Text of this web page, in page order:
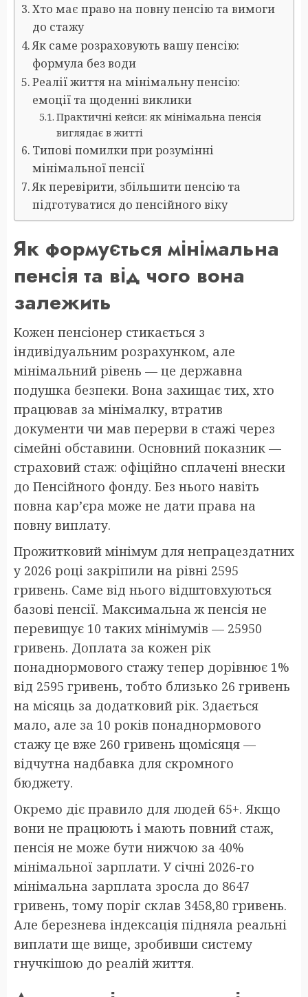
Хто має право на повну пенсію та вимоги
до стажу
Як саме розраховують вашу пенсію:
формула без води
Реалії життя на мінімальну пенсію:
емоції та щоденні виклики
Практичні кейси: як мінімальна пенсія
виглядає в житті
Типові помилки при розумінні
мінімальної пенсії
Як перевірити, збільшити пенсію та
підготуватися до пенсійного віку
Як формується мінімальна
пенсія та від чого вона
залежить
Кожен пенсіонер стикається з
індивідуальним розрахунком, але
мінімальний рівень — це державна
подушка безпеки. Вона захищає тих, хто
працював за мінімалку, втратив
документи чи мав перерви в стажі через
сімейні обставини. Основний показник —
страховий стаж: офіційно сплачені внески
до Пенсійного фонду. Без нього навіть
повна кар’єра може не дати права на
повну виплату.
Прожитковий мінімум для непрацездатних
у 2026 році закріпили на рівні 2595
гривень. Саме від нього відштовхуються
базові пенсії. Максимальна ж пенсія не
перевищує 10 таких мінімумів — 25950
гривень. Доплата за кожен рік
понаднормового стажу тепер дорівнює 1%
від 2595 гривень, тобто близько 26 гривень
на місяць за додатковий рік. Здається
мало, але за 10 років понаднормового
стажу це вже 260 гривень щомісяця —
відчутна надбавка для скромного
бюджету.
Окремо діє правило для людей 65+. Якщо
вони не працюють і мають повний стаж,
пенсія не може бути нижчою за 40%
мінімальної зарплати. У січні 2026-го
мінімальна зарплата зросла до 8647
гривень, тому поріг склав 3458,80 гривень.
Але березнева індексація підняла реальні
виплати ще вище, зробивши систему
гнучкішою до реалій життя.